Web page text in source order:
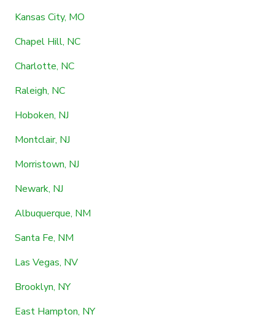
Kansas City, MO
Chapel Hill, NC
Charlotte, NC
Raleigh, NC
Hoboken, NJ
Montclair, NJ
Morristown, NJ
Newark, NJ
Albuquerque, NM
Santa Fe, NM
Las Vegas, NV
Brooklyn, NY
East Hampton, NY